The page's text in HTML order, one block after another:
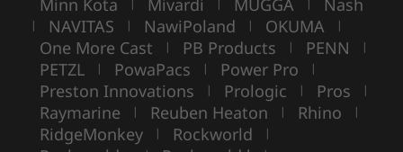
| | |
| NAVITAS | NawiPoland | OKUMA |
One More Cast | PB Products | PENN |
PETZL | PowaPacs | Power Pro |
Preston Innovations | Prologic | Pros |
Raymarine | Reuben Heaton | Rhino |
RidgeMonkey | Rockworld |